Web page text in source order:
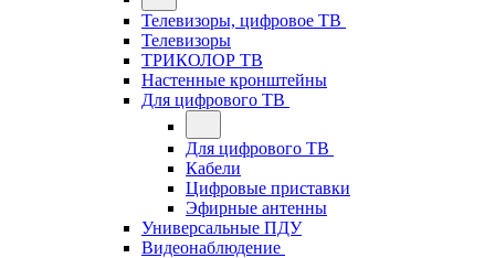
Телевизоры, цифровое ТВ
Телевизоры
ТРИКОЛОР ТВ
Настенные кронштейны
Для цифрового ТВ
Для цифрового ТВ
Кабели
Цифровые приставки
Эфирные антенны
Универсальные ПДУ
Видеонаблюдение